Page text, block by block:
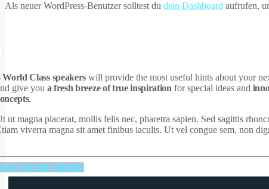
Als neuer WordPress-Benutzer solltest du dein Dashboard aufrufen,
World Class speakerswill provide the most useful hints about your
give you a fresh breeze of true inspiration for special ideas and
.
ut magna placerat, mollis felis nec, pharetra sapien. Sed sagittis
viverra magna sit amet finibus iaculis. Ut vel congue sem, non
MORE